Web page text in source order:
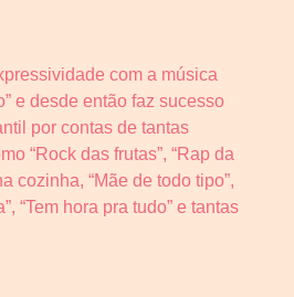
com a música
e desde então faz sucesso
por contas de tantas
“Rock das frutas”, “Rap da
cozinha, “Mãe de todo tipo”,
“Tem hora pra tudo” e tantas